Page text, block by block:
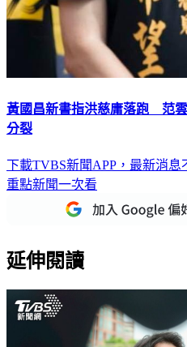
黃國昌新書指洪慈庸落跑 范雲
下載TVBS新聞APP，最新消息
重點新聞一次看